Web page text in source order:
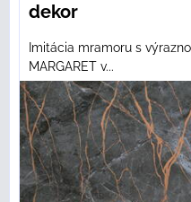
dekor
Imitácia mramoru s
MARGARET v...